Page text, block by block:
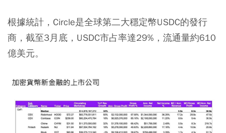
根據統計，Circle是全球第二大穩定幣USDC的發行
商，截至3月底，USDC市占率達29%，流通量約610
億美元。